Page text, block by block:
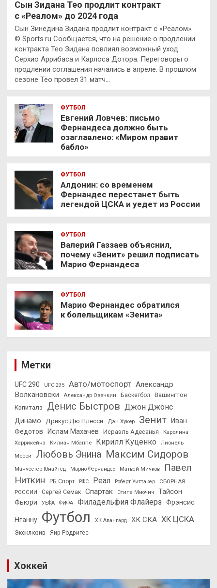
Сын Зидана Тео продлит контракт
с «Реалом» до 2024 года
Сын Зинедина Зидана продлит контракт с «Реалом».
© Sports.ru Сообщается, что на решение о продлении
контракта Тео Зидана повлиял возможный уход
Серхио Аррибаса и Карлоса Дотора. Переговоры о
продлении соглашения начались в апреле. В прошлом
сезоне Тео провел 31 матч…
ФУТБОЛ
Евгений Ловчев: письмо
Фернандеса должно быть
озаглавлено: «Миром правит
бабло»
ФУТБОЛ
Алдонин: со временем
Фернандес перестанет быть
легендой ЦСКА и уедет из России
ФУТБОЛ
Валерий Газзаев объяснил,
почему «Зенит» решил подписать
Марио Фернандеса
ФУТБОЛ
Марио Фернандес обратился
к болельщикам «Зенита»
Метки
UFC 290 UFC 295 Авто/мотоспорт Александр
Волкановски
Александр Овечкин Баскетбол
Вашингтон
Кэпиталз
Денис Быстров Джон Джонс
Динамо Дрикус Дю Плесси Дэн Хукер Зенит
Иван
Федотов
Ислам Махачев Исраэль Адесанья
Каролина
Харрикейнз
Килиан Мбаппе Кирилл Куценко
Лионель
Месси
Любовь Энина Максим Сидоров
Манчестер Юнайтед Марио Фернандес Матвей Мичков
Павел
Ниткин
РБ Спорт РФС Реал Роберт Уиттакер
СБОРНАЯ
РОССИИ
Сергей Семак Спартак Стипе Миочич
Тайсон
Фьюри
УЕФА ФИФА Филадельфия Флайерз Фрэнсис
Нганну Футбол ХК Авангард ХК СКА ХК ЦСКА
Эксклюзив Яир Родригес
Хоккей